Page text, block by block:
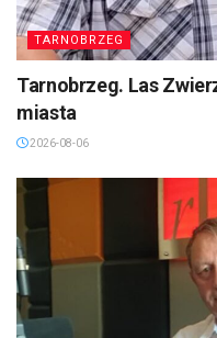
TARNOBRZEG
Tarnobrzeg. Las
miasta
2026-08-06